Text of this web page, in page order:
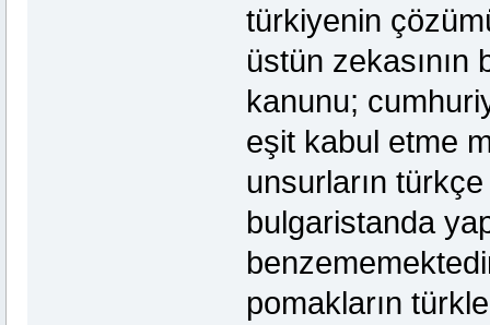
türkiyenin
üstün zekasının
kanunu;
eşit kabul etme
unsurların
bulgaristanda
pomakların